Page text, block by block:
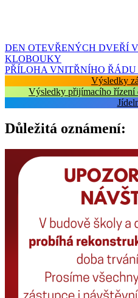
Navigace
pro
příspěvek
DEN OTEVŘENÝCH DVEŘÍ
KLOBOUKY
PŘÍLOHA VNITŘNÍHO ŘÁDU
Výsledky
Výsledky přijímacího řízení
Důležitá oznámení: